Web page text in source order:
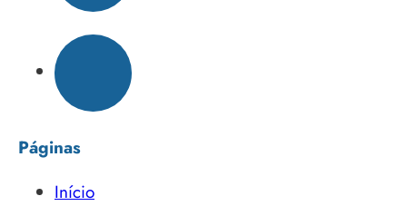
Páginas
Início